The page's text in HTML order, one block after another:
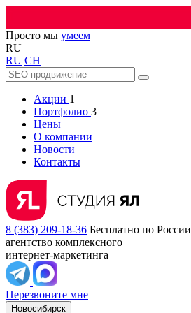
Просто мы умеем
RU
RU CH
Акции 1
Портфолио 3
Цены
О компании
Новости
Контакты
8 (383) 209-18-36 Бесплатно по России
агентство комплексного
интернет-маркетинга
Перезвоните мне
Новосибирск